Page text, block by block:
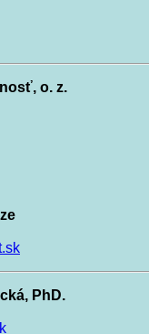
o. z.
PhD.